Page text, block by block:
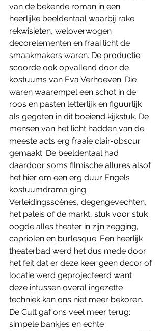
van de bekende roman in een
heerlijke beeldentaal waarbij rake
rekwisieten, weloverwogen
decorelementen en fraai licht de
smaakmakers waren. De productie
scoorde ook opvallend door de
kostuums van Eva Verhoeven. Die
waren waarempel een schot in de
roos en pasten letterlijk en figuurlijk
als gegoten in dit boeiend kijkstuk. De
mensen van het licht hadden van de
meeste acts erg fraaie clair-obscur
gemaakt. De beeldentaal had
daardoor soms filmische allures alsof
het hier om een erg duur Engels
kostuumdrama ging.
Verleidingsscènes, degengevechten,
het paleis of de markt, stuk voor stuk
oogde alles theater in zijn zegging,
capriolen en burlesque. Een heerlijk
theaterbad werd het dus mede door
het feit dat er deze keer geen decor of
locatie werd geprojecteerd want
deze intussen overal ingezette
techniek kan ons niet meer bekoren.
De Cult gaf ons veel meer terug:
simpele bankjes en echte